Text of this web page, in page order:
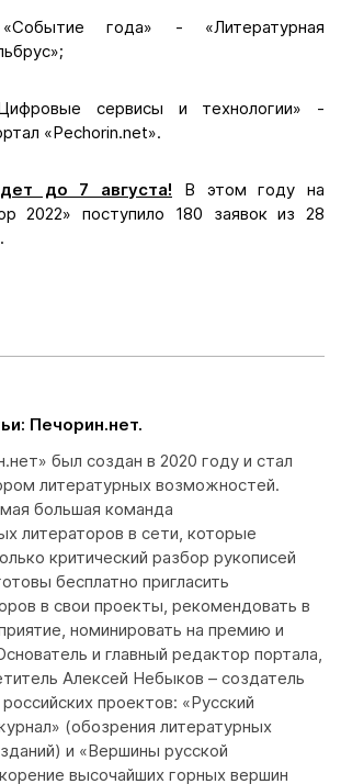
года» - «Литературная
сервисы и технологии» -
«Pechorin.net».
до 7 августа! В этом году на
2022» поступило 180 заявок из 28
Печорин.нет.
был создан в 2020 году и стал
литературных возможностей.
большая команда
литераторов в сети, которые
критический разбор рукописей
бесплатно пригласить
в свои проекты, рекомендовать в
номинировать на премию и
и главный редактор портала,
Алексей Небыков – создатель
проектов: «Русский
(обозрения литературных
и «Вершины русской
высочайших горных вершин